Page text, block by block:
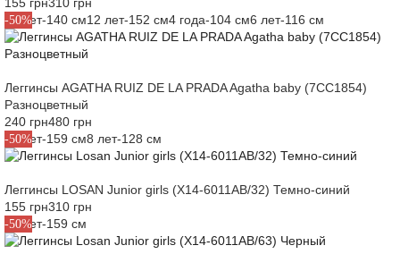
-50%
10 лет-140 см12 лет-152 см4 года-104 см6 лет-116 см
Леггинсы AGATHA RUIZ DE LA PRADA Agatha baby (7CC1854)
Разноцветный
240 грн480 грн
-50%
14 лет-159 см8 лет-128 см
Леггинсы LOSAN Junior girls (X14-6011AB/32) Темно-синий
155 грн310 грн
-50%
14 лет-159 см